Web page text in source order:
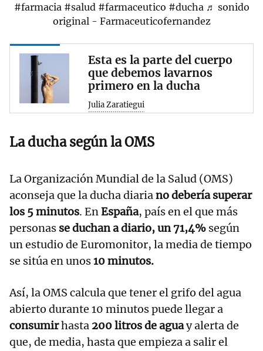
#farmacia #salud #farmaceutico #ducha ♬ sonido
original - Farmaceuticofernandez
Esta es la parte del cuerpo
que debemos lavarnos
primero en la ducha
Julia Zaratiegui
La ducha según la OMS
La Organización Mundial de la Salud (OMS)
aconseja que la ducha diariano debería superar
los 5 minutos. EnEspaña, país en el que más
personas se duchan a diario, un 71,4% según
un estudio de Euromonitor, la media de tiempo
se sitúa en unos10 minutos.
Así, la OMS calcula que tener el grifo del agua
abierto durante 10 minutos puede llegar a
consumirhasta 200 litros de aguay alerta de
que, de media, hasta que empieza a salir el